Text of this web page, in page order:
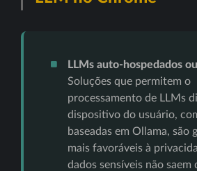
LLMs auto-hospedados
Soluções que permitem o
processamento de LLMs
dispositivo do usuário,
baseadas em Ollama, são
mais favoráveis à
dados sensíveis não saem